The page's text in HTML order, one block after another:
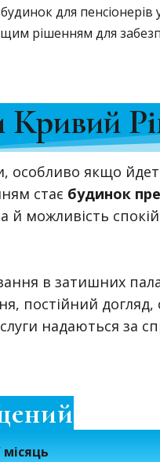
будинок для
рішенням для
Кривий
особливо якщо
стає будинок
й можливість
в затишних
постійний догляд,
надаються за
місяць